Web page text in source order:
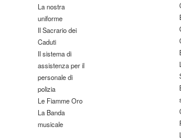
La nostra
uniforme
Il Sacrario dei
Caduti
Il sistema di
assistenza per il
personale di
polizia
Le Fiamme Oro
La Banda
musicale